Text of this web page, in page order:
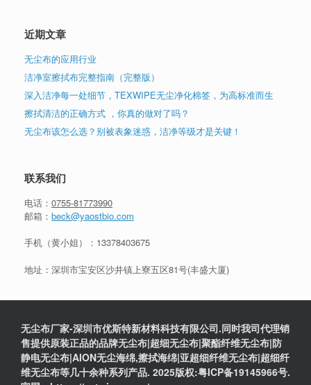
近期文章
无尘布的应用行业
洁净室擦拭布完整指南（完整版）
深入洁净每一处细节，TEXWIPE无尘净化棉签，为高标准而生
擦拭清洁的正确方式 ，你真的做对了吗？
无尘布该怎么选？别被表象迷惑，洁净等级才是关键！
联系我们
电话： 0755-81773990
邮箱： beck@yaostbio.com
手机（黄小姐）： 13378403675
地址：深圳市宝安区沙井镇上寮五区81号(丰盛大厦)
无尘布厂家-深圳市优斯特新材料科技有限公司.同时我司代理销
售提供原装正品的品牌无尘布|超细无尘布|聚酯纤维无尘布|防
静电无尘布|AION无尘海绵,擦拭海绵|亚超细纤维无尘布|超细纤
维无尘布等几十余种系列产品. 2025版权:粤ICP备19145966号.